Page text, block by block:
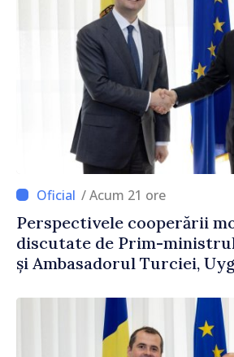
/ Acum 21 ore
Perspectivele cooperării
discutate de Prim-
și Ambasadorul Turciei,